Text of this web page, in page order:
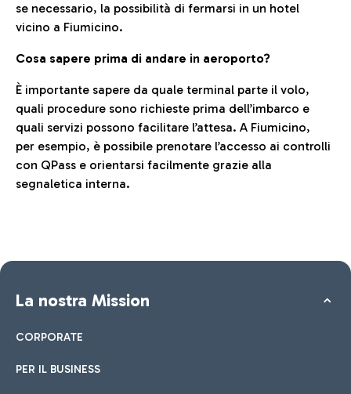
se necessario, la possibilità di fermarsi in un hotel
vicino a Fiumicino.
Cosa sapere prima di andare in aeroporto?
È importante sapere da quale terminal parte il volo,
quali procedure sono richieste prima dell’imbarco e
quali servizi possono facilitare l’attesa. A Fiumicino,
per esempio, è possibile prenotare l’accesso ai controlli
con QPass e orientarsi facilmente grazie alla
segnaletica interna.
La nostra Mission
CORPORATE
PER IL BUSINESS